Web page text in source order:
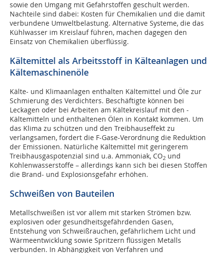
sowie den Umgang mit Gefahrstoffen geschult werden.
Nachteile sind dabei: Kosten für Chemikalien und die damit
verbundene Umweltbelastung. Alternative Systeme, die das
Kühlwasser im Kreislauf führen, machen dagegen den
Einsatz von Chemikalien überflüssig.
Kältemittel als Arbeitsstoff in ­Kälte­anlagen und
Kältemaschinen­öle
Kälte- und Klimaanlagen enthalten Kälte­mittel und Öle zur
Schmierung des Verdichters. Beschäftigte können bei
Leckagen oder bei Arbeiten am Kältekreislauf mit den ­
Kältemitteln und enthaltenen Ölen in Kontakt kommen. Um
das Klima zu schützen und den Treibhauseffekt zu
verlangsamen, fordert die F-Gase-Verordnung die Reduktion
der Emissionen. Natürliche Kältemittel mit geringerem
Treibhausgaspotenzial sind u.a. Ammoniak, CO2 und
Kohlenwasserstoffe – allerdings kann sich bei diesen Stoffen
die Brand- und Explosionsgefahr erhöhen.
Schweißen von Bauteilen
Metallschweißen ist vor allem mit starken Strömen bzw.
explosiven oder gesundheitsgefährdenden Gasen,
Entstehung von Schweißrauchen, gefährlichem Licht und
Wärmeentwicklung sowie Spritzern flüssigen Metalls
verbunden. In Abhängigkeit von Verfahren und